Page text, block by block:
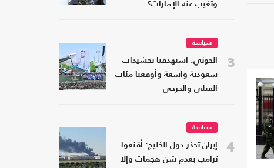
وتغيب عنه الإمارات؟
3
سياسة
الحوثي: استهدفنا تحشيدات
سعودية واسعة وأوقعنا مئات
القتلى والجرحى
4
سياسة
إيران تحذر دول الخليج: أقنعوا
ترامب بعدم شن هجمات وإلا